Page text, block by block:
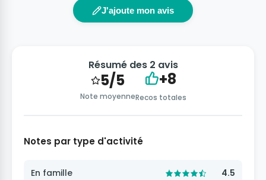
J'ajoute mon avis
Résumé des 2 avis
5/5
Note moyenne
+8
Recos totales
Notes par type d'activité
En famille 4.5